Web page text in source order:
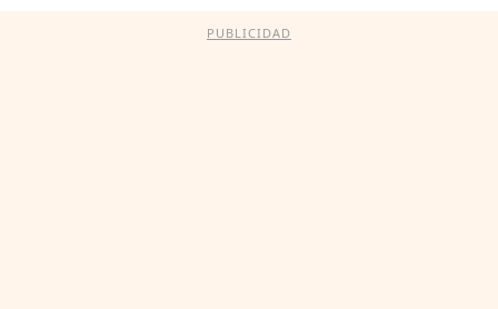
PUBLICIDAD